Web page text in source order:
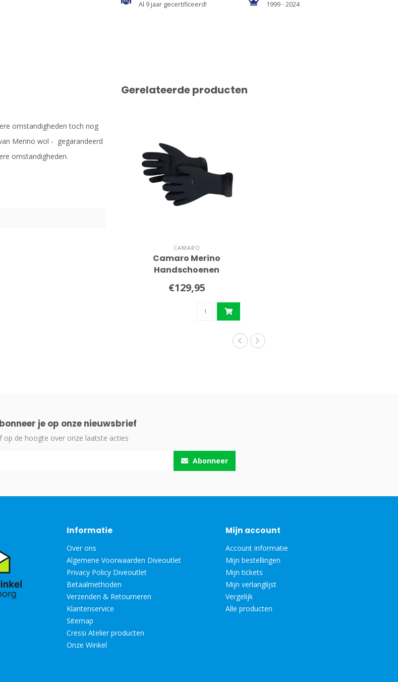
Al 9 jaar gecertificeerd! 1999 - 2024
omstandigheden toch nog
Merino wol - gegarandeerd
omstandigheden.
Gerelateerde producten
CAMARO
Camaro Merino
Handschoenen
€129,95
je op onze nieuwsbrief
op de hoogte over onze laatste acties
Abonneer
Informatie
Over ons
Algemene Voorwaarden Diveoutlet
Privacy Policy Diveoutlet
Betaalmethoden
Verzenden & Retourneren
Klantenservice
Sitemap
Cressi Atelier producten
Onze Winkel
Mijn account
Account informatie
Mijn bestellingen
Mijn tickets
Mijn verlanglijst
Vergelijk
Alle producten